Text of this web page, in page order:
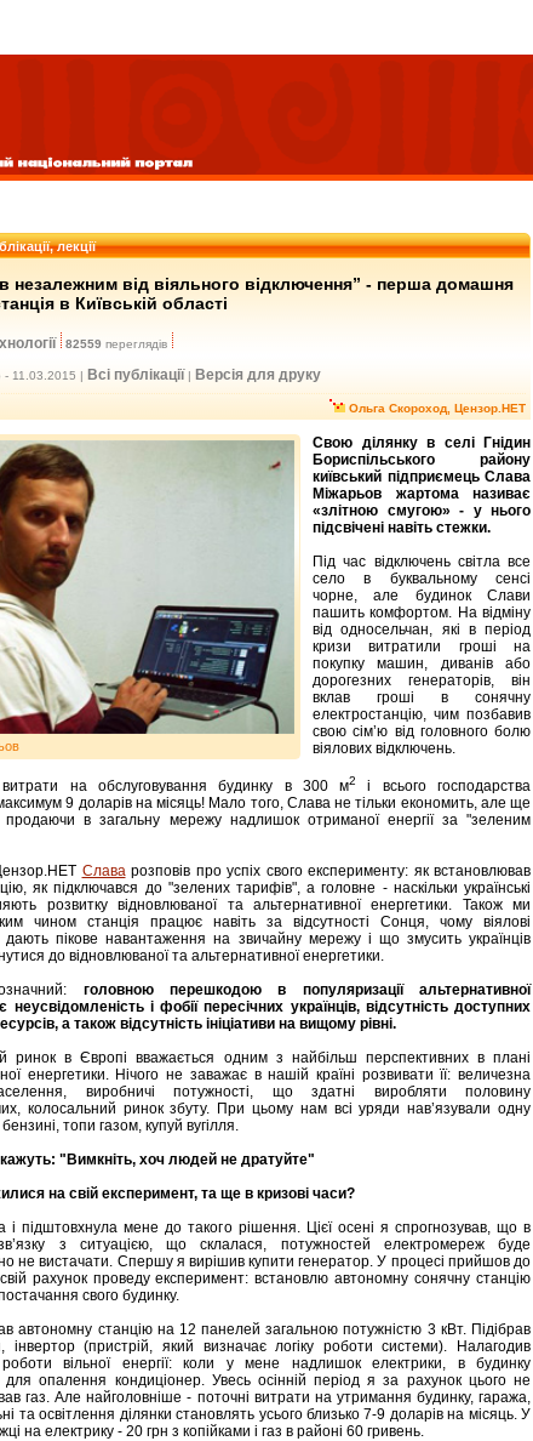
лекції
незалежним від віяльного відключення” - перша домашня
в Київській області
82559 переглядів
- 11.03.2015 | Всі публікації | Версія для друку
Ольга Скороход, Цензор.НЕТ
Свою ділянку в селі Гнідин
Бориспільського району
київський підприємець Слава
Міжарьов жартома називає
«злітною смугою» - у нього
підсвічені навіть стежки.
Під час відключень світла все
село в буквальному сенсі
чорне, але будинок Слави
пашить комфортом. На відміну
від односельчан, які в період
кризи витратили гроші на
покупку машин, диванів або
дорогезних генераторів, він
вклав гроші в сонячну
електростанцію, чим позбавив
свою сім’ю від головного болю
віялових відключень.
витрати на обслуговування будинку в 300 м2
і всього господарства
9 доларів на місяць! Мало того, Слава не тільки економить, але ще
в загальну мережу надлишок отриманої енергії за "зеленим
Слава розповів про успіх свого експерименту: як встановлював
як підключався до "зелених тарифів", а головне - наскільки українські
розвитку відновлюваної та альтернативної енергетики. Також ми
чином станція працює навіть за відсутності Сонця, чому віялові
дають пікове навантаження на звичайну мережу і що змусить українців
до відновлюваної та альтернативної енергетики.
головною перешкодою в популяризації альтернативної
неусвідомленість і фобії пересічних українців, відсутність доступних
а також відсутність ініціативи на вищому рівні.
ринок в Європі вважається одним з найбільш перспективних в плані
енергетики. Нічого не заважає в нашій країні розвивати її: величезна
виробничі потужності, що здатні виробляти половину
колосальний ринок збуту. При цьому нам всі уряди нав’язували одну
топи газом, купуй вугілля.
кажуть: "Вимкніть, хоч людей не дратуйте"
на свій експеримент, та ще в кризові часи?
і підштовхнула мене до такого рішення. Цієї осені я спрогнозував, що в
з ситуацією, що склалася, потужностей електромереж буде
не вистачати. Спершу я вирішив купити генератор. У процесі прийшов до
рахунок проведу експеримент: встановлю автономну сонячну станцію
свого будинку.
автономну станцію на 12 панелей загальною потужністю 3 кВт. Підібрав
інвертор (пристрій, який визначає логіку роботи системи). Налагодив
роботи вільної енергії: коли у мене надлишок електрики, в будинку
для опалення кондиціонер. Увесь осінній період я за рахунок цього не
газ. Але найголовніше - поточні витрати на утримання будинку, гаража,
та освітлення ділянки становлять усього близько 7-9 доларів на місяць. У
на електрику - 20 грн з копійками і газ в районі 60 гривень.